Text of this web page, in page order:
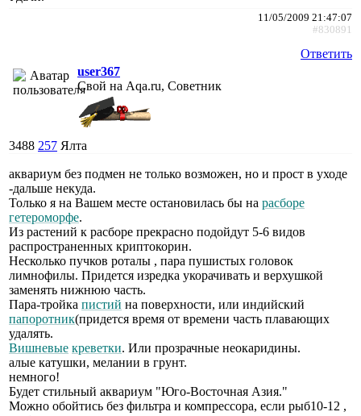
11/05/2009 21:47:07
#830891
Ответить
user367
Свой на Aqa.ru, Советник
3488 257 Ялта
аквариум без подмен не только возможен, но и прост в уходе
-дальше некуда.
Только я на Вашем месте остановилась бы на расборе
гетероморфе.
Из растений к расборе прекрасно подойдут 5-6 видов
распространенных криптокорин.
Несколько пучков роталы , пара пушистых головок
лимнофилы. Придется изредка укорачивать и верхушкой
заменять нижнюю часть.
Пара-тройка пистий на поверхности, или индийский
папоротник(придется время от времени часть плавающих
удалять.
Вишневые креветки. Или прозрачные неокаридины.
алые катушки, мелании в грунт.
немного!
Будет стильный аквариум "Юго-Восточная Азия."
Можно обойтись без фильтра и компрессора, если рыб10-12 ,